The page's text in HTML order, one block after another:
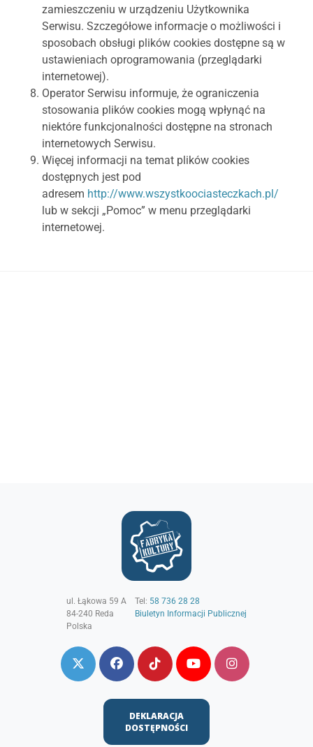
zamieszczeniu w urządzeniu Użytkownika
Serwisu. Szczegółowe informacje o możliwości i
sposobach obsługi plików cookies dostępne są w
ustawieniach oprogramowania (przeglądarki
internetowej).
Operator Serwisu informuje, że ograniczenia
stosowania plików cookies mogą wpłynąć na
niektóre funkcjonalności dostępne na stronach
internetowych Serwisu.
Więcej informacji na temat plików cookies
dostępnych jest pod
adresem http://www.wszystkoociasteczkach.pl/
lub w sekcji „Pomoc” w menu przeglądarki
internetowej.
ul. Łąkowa 59 A
84-240 Reda
Polska
Tel: 58 736 28 28
Biuletyn Informacji Publicznej
DEKLARACJA
DOSTĘPNOŚCI